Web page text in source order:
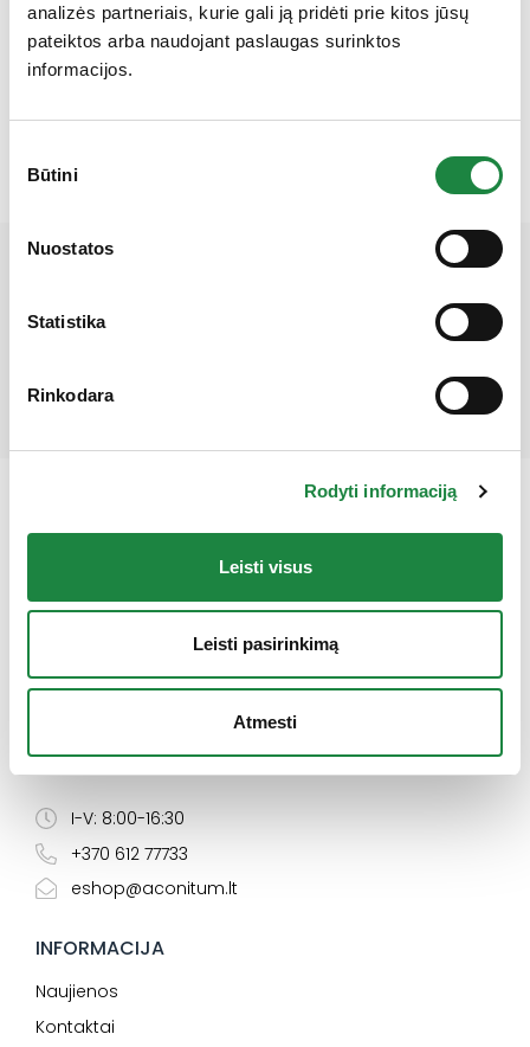
analizės partneriais, kurie gali ją pridėti prie kitos jūsų
pateiktos arba naudojant paslaugas surinktos
informacijos.
pasirinkimas
Būtini
Nuostatos
Statistika
Rinkodara
Rodyti informaciją
Leisti visus
Leisti pasirinkimą
Atmesti
Rami širdis+ geriamieji lašai, 50 ml
2,95€
1,77€
Elektroninės parduotuvės klientų aptarnavimas:
I-V: 8:00-16:30
+370 612 77733
eshop@aconitum.lt
INFORMACIJA
Naujienos
Kontaktai
Gauk 10% nuolaidą!